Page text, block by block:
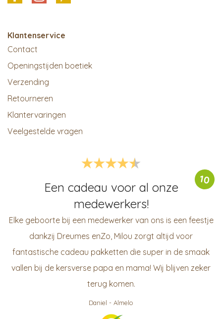
Klantenservice
Contact
Openingstijden boetiek
Verzending
Retourneren
Klantervaringen
Veelgestelde vragen
10
Een cadeau voor al onze
medewerkers!
Elke geboorte bij een medewerker van ons is een feestje
dankzij Dreumes enZo, Milou zorgt altijd voor
fantastische cadeau pakketten die super in de smaak
vallen bij de kersverse papa en mama! Wij blijven zeker
terug komen.
Daniel - Almelo